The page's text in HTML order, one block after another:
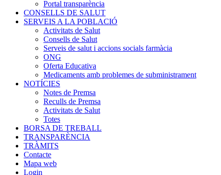
Portal transparència
CONSELLS DE SALUT
SERVEIS A LA POBLACIÓ
Activitats de Salut
Consells de Salut
Serveis de salut i accions socials farmàcia
ONG
Oferta Educativa
Medicaments amb problemes de subministrament
NOTÍCIES
Notes de Premsa
Reculls de Premsa
Activitats de Salut
Totes
BORSA DE TREBALL
TRANSPARÈNCIA
TRÀMITS
Contacte
Mapa web
Login